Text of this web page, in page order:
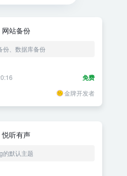
网站备份
份、数据库备份
免费
金牌开发者
悦听有声
的默认主题